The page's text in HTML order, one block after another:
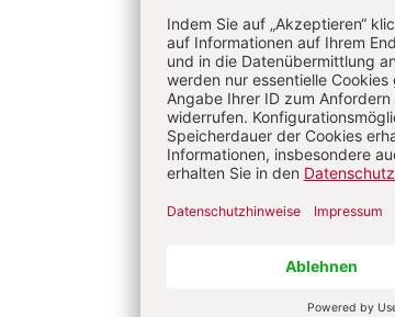
Perlen der Weisheit
David Steindl-Rast, Ulla Bohn
Gebundene Ausgabe
eBook (EPUB)